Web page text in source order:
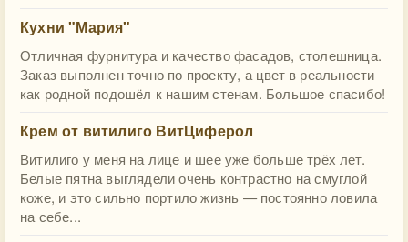
Кухни "Мария"
Отличная фурнитура и качество фасадов, столешница.
Заказ выполнен точно по проекту, а цвет в реальности
как родной подошёл к нашим стенам. Большое спасибо!
Крем от витилиго ВитЦиферол
Витилиго у меня на лице и шее уже больше трёх лет.
Белые пятна выглядели очень контрастно на смуглой
коже, и это сильно портило жизнь — постоянно ловила
на себе...